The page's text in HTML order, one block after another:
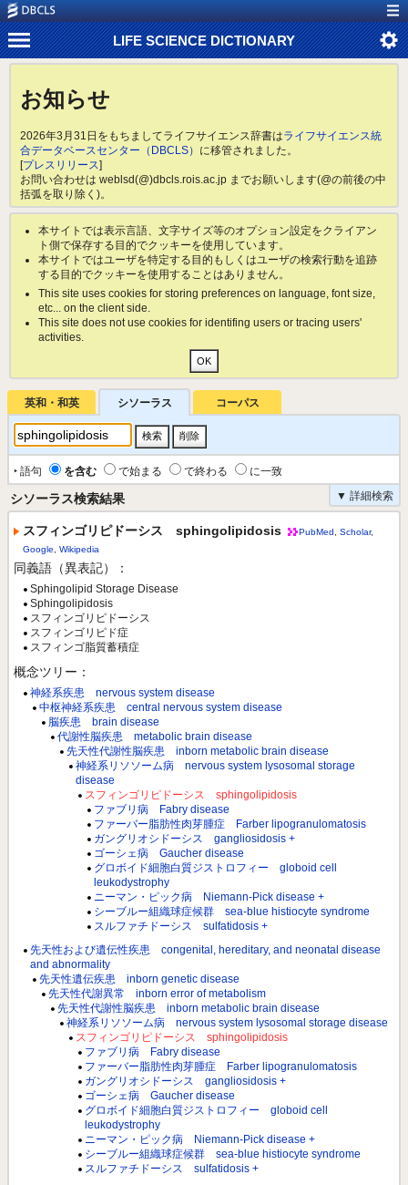
LIFE SCIENCE DICTIONARY
お知らせ
2026年3月31日をもちましてライフサイエンス辞書はライフサイエンス統
合データベースセンター（DBCLS） に移管されました。
[プレスリリース]
お問い合わせは weblsd(@)dbcls.rois.ac.jp までお願いします(@の前後の中
括弧を取り除く)。
本サイトでは表示言語、文字サイズ等のオプション設定をクライアン
ト側で保存する目的でクッキーを使用しています。
本サイトではユーザを特定する目的もしくはユーザの検索行動を追跡
する目的でクッキーを使用することはありません。
This site uses cookies for storing preferences on language, font size,
etc... on the client side.
This site does not use cookies for identifing users or tracing users'
activities.
英和・和英 シソーラス コーパス
‣ 語句 を含む で始まる で終わる
に一致
▼ 詳細検索
シソーラス検索結果
スフィンゴリピドーシス sphingolipidosis PubMed Scholar,
Google
Wikipedia
同義語（異表記）：
Sphingolipid Storage Disease
Sphingolipidosis
スフィンゴリピドーシス
スフィンゴリピド症
スフィンゴ脂質蓄積症
概念ツリー：
神経系疾患 nervous system disease
中枢神経系疾患 central nervous system disease
脳疾患 brain disease
代謝性脳疾患 metabolic brain disease
先天性代謝性脳疾患 inborn metabolic brain disease
神経系リソソーム病 nervous system lysosomal storage
disease
スフィンゴリピドーシス sphingolipidosis
ファブリ病 Fabry disease
ファーバー脂肪性肉芽腫症 Farber lipogranulomatosis
ガングリオシドーシス gangliosidosis +
ゴーシェ病 Gaucher disease
グロボイド細胞白質ジストロフィー globoid cell
leukodystrophy
ニーマン・ピック病 Niemann-Pick disease +
シーブルー組織球症候群 sea-blue histiocyte syndrome
スルファチドーシス sulfatidosis +
先天性および遺伝性疾患 congenital, hereditary, and neonatal disease
and abnormality
先天性遺伝疾患 inborn genetic disease
先天性代謝異常 inborn error of metabolism
先天性代謝性脳疾患 inborn metabolic brain disease
神経系リソソーム病 nervous system lysosomal storage disease
スフィンゴリピドーシス sphingolipidosis
ファブリ病 Fabry disease
ファーバー脂肪性肉芽腫症 Farber lipogranulomatosis
ガングリオシドーシス gangliosidosis +
ゴーシェ病 Gaucher disease
グロボイド細胞白質ジストロフィー globoid cell
leukodystrophy
ニーマン・ピック病 Niemann-Pick disease +
シーブルー組織球症候群 sea-blue histiocyte syndrome
スルファチドーシス sulfatidosis +